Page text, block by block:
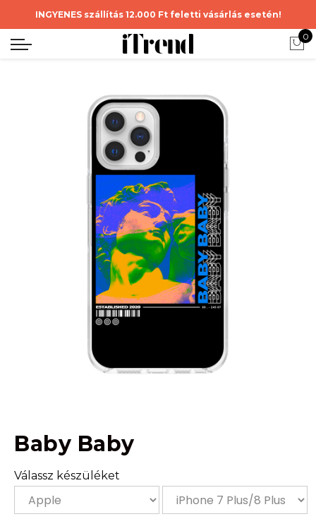
INGYENES szállítás 12.000 Ft feletti vásárlás esetén!
0
Baby Baby
Válassz készüléket